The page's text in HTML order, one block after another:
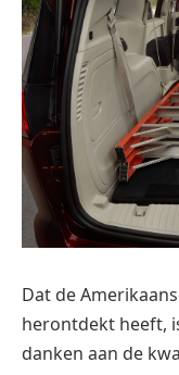
Dat de
herontdekt heeft,
danken aan de